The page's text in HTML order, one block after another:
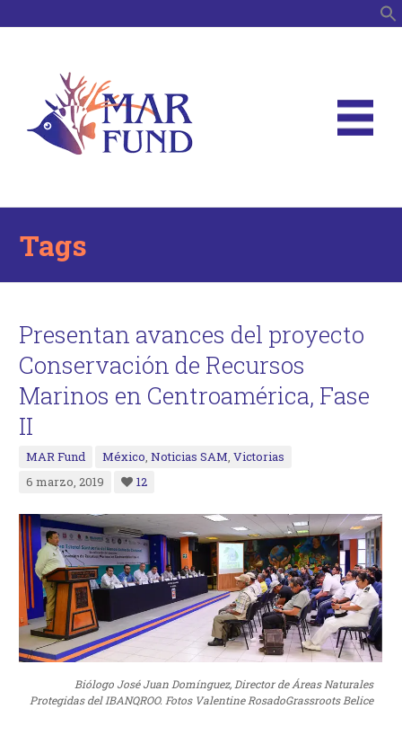
Tags
Presentan avances del proyecto
Conservación de Recursos
Marinos en Centroamérica, Fase
II
MAR Fund México,Noticias SAM,Victorias
6 marzo, 2019
12
Biólogo José Juan Domínguez, Director de Áreas Naturales
Protegidas del IBANQROO. Fotos Valentine RosadoGrassroots Belice